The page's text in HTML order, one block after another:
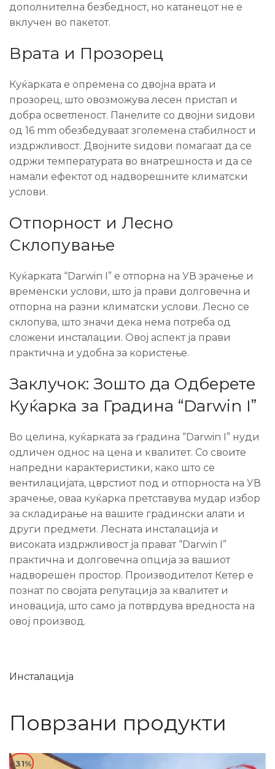
дополнителна безбедност, но катанецот не е
вклучен во пакетот.
Врата и Прозорец
Куќарката е опремена со двојна врата и
прозорец, што овозможува лесен пристап и
добра осветленост. Панелите со двојни ѕидови
од 16 mm обезбедуваат зголемена стабилност и
издржливост. Двојните ѕидови помагаат да се
одржи температурата во внатрешноста и да се
намали ефектот од надворешните климатски
услови.
Отпорност и Лесно
Склопување
Куќарката “Darwin I” е отпорна на УВ зрачење и
временски услови, што ја прави долговечна и
отпорна на разни климатски услови. Лесно се
склопува, што значи дека нема потреба од
сложени инсталации. Овој аспект ја прави
практична и удобна за користење.
Заклучок: Зошто да Одберете
Куќарка за Градина “Darwin I”
Во целина, куќарката за градина “Darwin I” нуди
одличен однос на цена и квалитет. Со своите
напредни карактеристики, како што се
вентилацијата, цврстиот под и отпорноста на УВ
зрачење, оваа куќарка претставува мудар избор
за складирање на вашите градински алати и
други предмети. Лесната инсталација и
високата издржливост ја прават “Darwin I”
практична и долговечна опција за вашиот
надворешен простор. Производителот Кетер е
познат по својата репутација за квалитет и
иновација, што само ја потврдува вредноста на
овој производ.
Инсталација
Поврзани продукти
-31%